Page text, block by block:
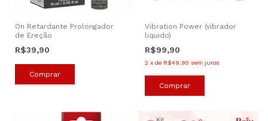
On Retardante Prolongador
de Ereção
R$39,90
Vibration Power (vibrador
liquido)
R$99,90
2 x de R$49,95 sem juros
Comprar